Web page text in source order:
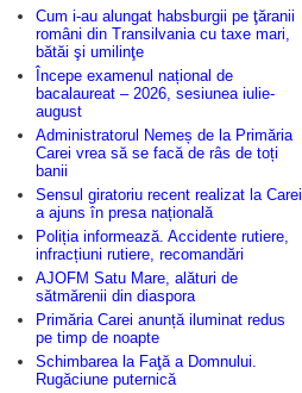
Cum i-au alungat habsburgii pe ţăranii
români din Transilvania cu taxe mari,
bătăi şi umilinţe
Începe examenul național de
bacalaureat – 2026, sesiunea iulie-
august
Administratorul Nemeș de la Primăria
Carei vrea să se facă de râs de toți
banii
Sensul giratoriu recent realizat la Carei
a ajuns în presa națională
Poliția informează. Accidente rutiere,
infracțiuni rutiere, recomandări
AJOFM Satu Mare, alături de
sătmărenii din diaspora
Primăria Carei anunță iluminat redus
pe timp de noapte
Schimbarea la Faţă a Domnului.
Rugăciune puternică